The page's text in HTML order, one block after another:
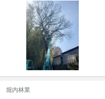
堀内林業